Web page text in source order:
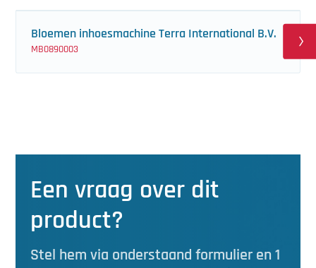
Bloemen inhoesmachine Terra International B.V.
MB0890003
Een vraag over dit
product?
Stel hem via onderstaand formulier en 1